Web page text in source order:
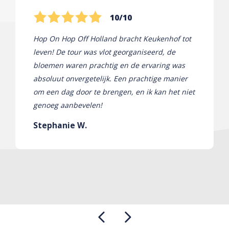
10/10
Hop On Hop Off Holland bracht Keukenhof tot
leven! De tour was vlot georganiseerd, de
bloemen waren prachtig en de ervaring was
absoluut onvergetelijk. Een prachtige manier
om een ​​dag door te brengen, en ik kan het niet
genoeg aanbevelen!
Stephanie W.